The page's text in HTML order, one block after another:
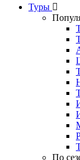
Туры
По